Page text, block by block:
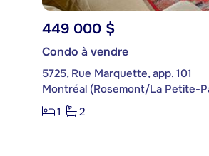
449 000 $
Condo à vendre
5725, Rue Marquette, app. 101
Montréal (Rosemont/La Petite-
1
2